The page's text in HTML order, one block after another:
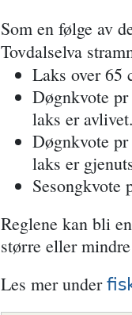
Som en følge av
Tovdalselva
Laks over 65
Døgnkvote
laks er avlivet.
Døgnkvote
laks er
Sesongkvote
Reglene kan bli
større eller
Les mer under